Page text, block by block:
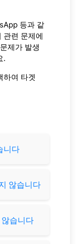
등과 같
관련 문제에
제가 발생
.
하여 타겟
니다
않습니다
습니다